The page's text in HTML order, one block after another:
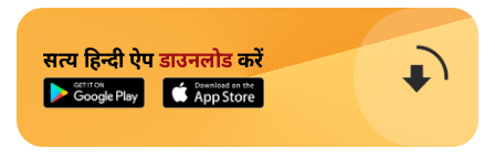
सत्य हिन्दी ऐपडाउनलोडकरें